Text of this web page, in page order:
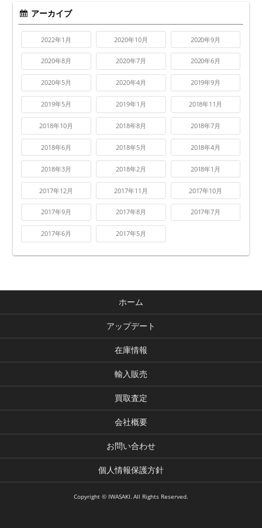
アーカイブ
2022年1月 2020年10月 2020年9月
2020年8月 2020年7月 2020年6月
2020年5月 2020年4月 2019年9月
2019年5月 2019年1月 2018年11月
2018年10月 2018年8月 2018年7月
2018年6月 2018年5月 2018年4月
2018年3月 2018年2月 2018年1月
2017年12月 2017年11月 2017年10月
2017年9月 2017年8月 2017年7月
2017年6月 2017年5月
ホーム
アップデート
在庫情報
輸入販売
買取査定
会社概要
お問い合わせ
個人情報保護方針
Copyright © IWASAKI. All Rights Reserved.